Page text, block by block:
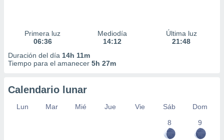
Primera luz
06:36
Mediodía
14:12
Última luz
21:48
Duración del día 14h 11m
Tiempo para el amanecer 5h 27m
Calendario lunar
Lun Mar Mié Jue Vie Sáb
Dom
8
9